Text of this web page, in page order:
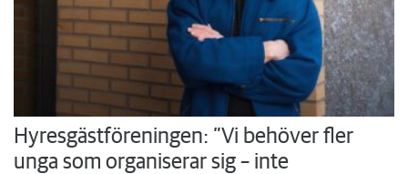
Hyresgästföreningen: ”Vi behöver fler
unga som organiserar sig – inte